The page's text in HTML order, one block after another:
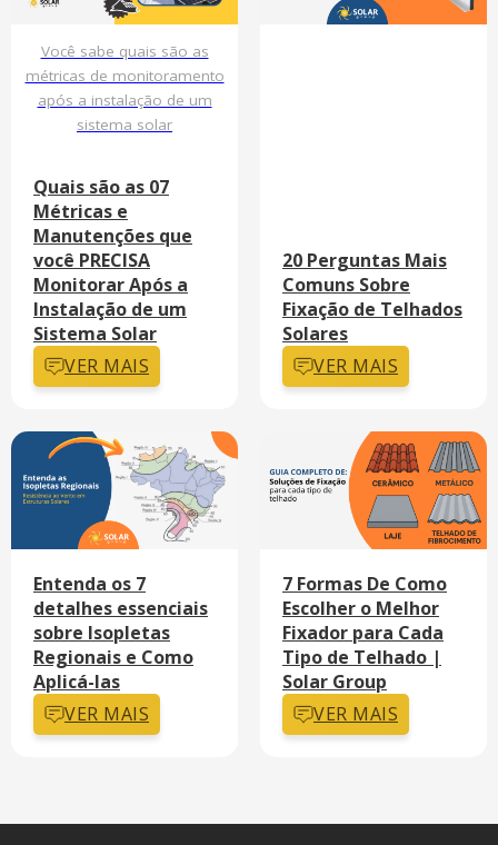
Você sabe quais são as
métricas de monitoramento
após a instalação de um
sistema solar
Quais são as 07
Métricas e
Manutenções que
você PRECISA
Monitorar Após a
Instalação de um
Sistema Solar
VER MAIS
20 Perguntas Mais
Comuns Sobre
Fixação de Telhados
Solares
VER MAIS
Entenda os 7
detalhes essenciais
sobre Isopletas
Regionais e Como
Aplicá-las
VER MAIS
7 Formas De Como
Escolher o Melhor
Fixador para Cada
Tipo de Telhado |
Solar Group
VER MAIS